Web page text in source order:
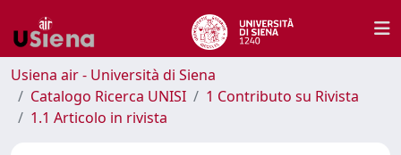
Usiena air - Università di Siena
Catalogo Ricerca UNISI
1 Contributo su Rivista
1.1 Articolo in rivista